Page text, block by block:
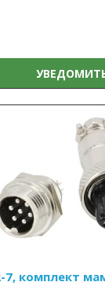
7, комплект